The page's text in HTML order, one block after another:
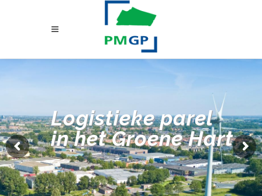
Logistieke parel
in het Groene Hart